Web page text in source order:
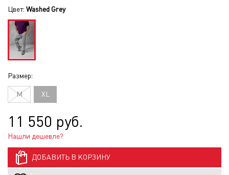
Цвет: Washed Grey
Размер:
M XL
11 550 руб.
Нашли дешевле?
ДОБАВИТЬ В КОРЗИНУ